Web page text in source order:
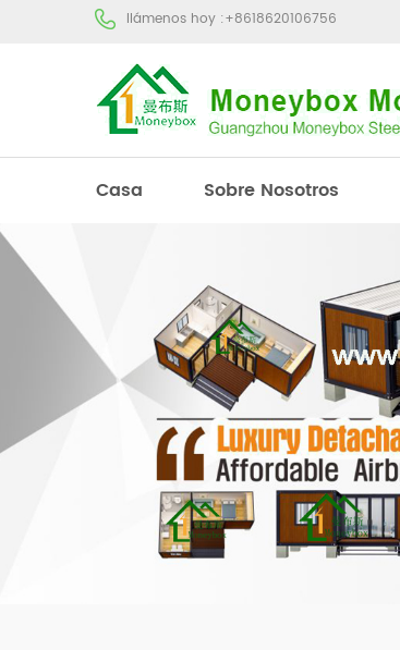
llámenos hoy :+8618620106756
Casa Sobre Nosotros